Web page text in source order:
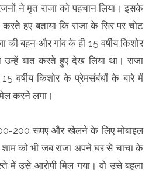
ने मृत राजा को पहचान लिया। इसके
हए बताया कि राजा के सिर पर चोट
बहन और गांव के ही 15 वर्षीय किशोर
बात करते हुए देख लिया था। राजा
वर्षीय किशोर के प्रेमसंबंधों के बारे में
करने लगा।
200 रूपए और खेलने के लिए मोबाइल
को भी जब राजा अपने घर से चाचा के
में उसे आरोपी मिल गया। वो उसे बहला